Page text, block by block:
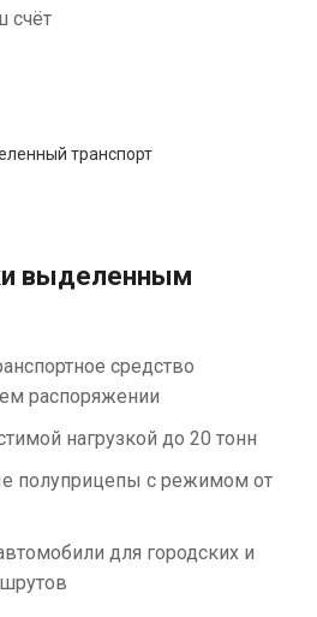
счёт
выделенным
средство
распоряжении
нагрузкой до 20 тонн
полуприцепы с режимом от
для городских и